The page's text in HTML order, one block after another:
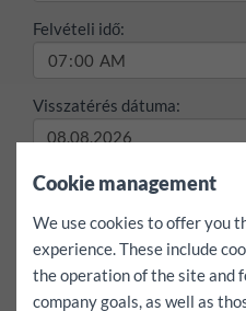
Felvételi idő:
Visszatérés dátuma:
Visszatérési idő:
max./nap
100 km
200 km
Cookie management
We use cookies to offer you
experience. These include
the operation of the site and
company goals, as well as